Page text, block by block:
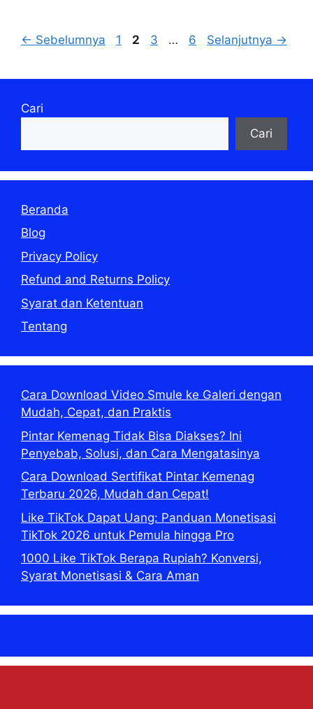
← Sebelumnya Halaman
1 Halaman
2 Halaman
3 … Halaman
6 Selanjutnya →
Cari
Cari
Beranda
Blog
Privacy Policy
Refund and Returns Policy
Syarat dan Ketentuan
Tentang
Cara Download Video Smule ke Galeri dengan
Mudah, Cepat, dan Praktis
Pintar Kemenag Tidak Bisa Diakses? Ini
Penyebab, Solusi, dan Cara Mengatasinya
Cara Download Sertifikat Pintar Kemenag
Terbaru 2026, Mudah dan Cepat!
Like TikTok Dapat Uang: Panduan Monetisasi
TikTok 2026 untuk Pemula hingga Pro
1000 Like TikTok Berapa Rupiah? Konversi,
Syarat Monetisasi & Cara Aman